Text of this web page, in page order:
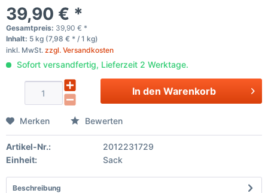
39,90 € *
Gesamtpreis: 39,90 € *
Inhalt: 5 kg (7,98 € * / 1 kg)
inkl. MwSt. zzgl. Versandkosten
Sofort versandfertig, Lieferzeit 2 Werktage.
In den Warenkorb
Merken Bewerten
Artikel-Nr.:
2012231729
Einheit:
Sack
Beschreibung